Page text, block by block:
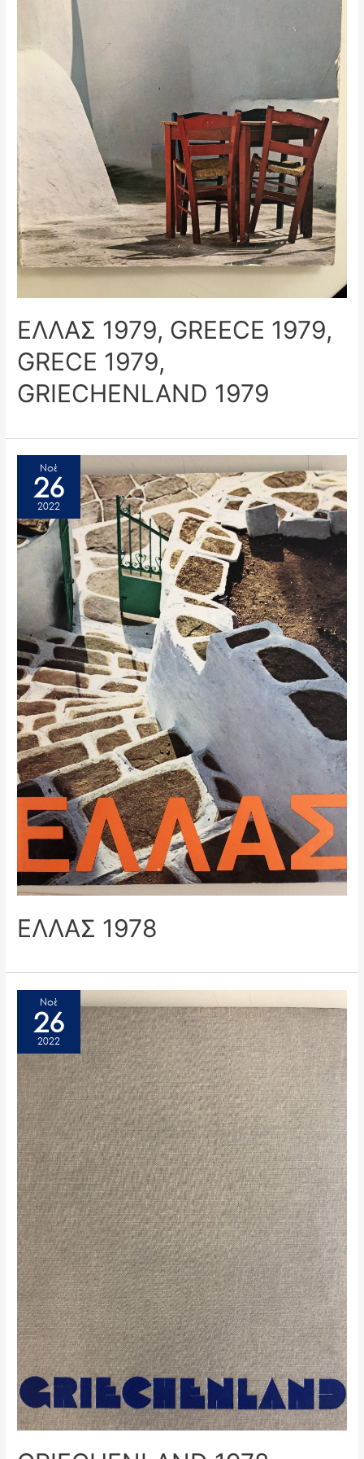
ΕΛΛΑΣ 1979, GREECE 1979,
GRECE 1979,
GRIECHENLAND 1979
Νοέ
26
2022
ΕΛΛΑΣ 1978
Νοέ
26
2022